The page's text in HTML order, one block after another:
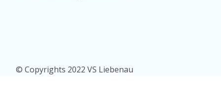
© Copyrights 2022 VS Liebenau